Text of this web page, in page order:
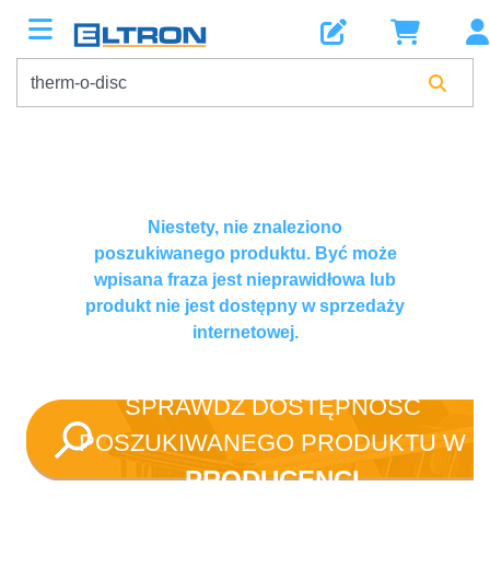
Niestety, nie znaleziono
poszukiwanego produktu. Być może
wpisana fraza jest nieprawidłowa lub
produkt nie jest dostępny w sprzedaży
internetowej.
SPRAWDŹ DOSTĘPNOŚĆ
POSZUKIWANEGO PRODUKTU W
PRODUCENCI